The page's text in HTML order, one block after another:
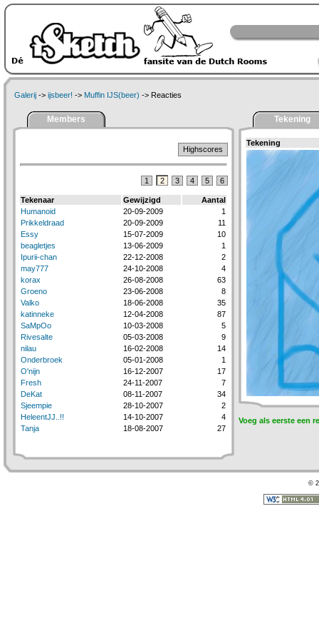
Galerij -> ijsbeer! -> Muffin IJS(beer) -> Reacties
Members
Highscores
1 2 3 4 5 6
Tekenaar Gewijzigd
Aantal
Humanoid
20-09-2009
1
Prikkeldraad
20-09-2009
11
Essy
15-07-2009
10
beagletjes
13-06-2009
1
Ipurii-chan
22-12-2008
2
may777
24-10-2008
4
korax
26-08-2008
63
Groeno
23-06-2008
8
Valko
18-06-2008
35
katinneke
12-04-2008
87
SaMpOo
10-03-2008
5
Rivesalte
05-03-2008
9
nilau
16-02-2008
14
Onderbroek
05-01-2008
1
O'nijn
16-12-2007
17
Fresh
24-11-2007
7
DeKat
08-11-2007
34
Sjeempie
28-10-2007
2
HeleentJJ..!!
14-10-2007
4
Tanja
18-08-2007 27
Tekening
Tekening
Voeg als eerste een
©